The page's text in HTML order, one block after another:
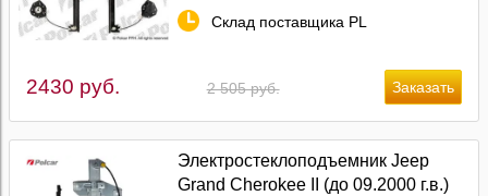
Склад поставщика PL
2 505 руб.
2430 руб.
Электростеклоподъемник Jeep
Grand Cherokee II (до 09.2000 г.в.)